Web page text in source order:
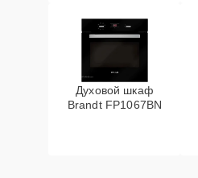
Духовой шкаф
Brandt FP1067BN